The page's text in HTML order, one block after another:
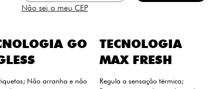
Não sei o meu CEP
GO
Não arranha e não
TECNOLOGIA
MAX FRESH
Regula a sensação térmica;